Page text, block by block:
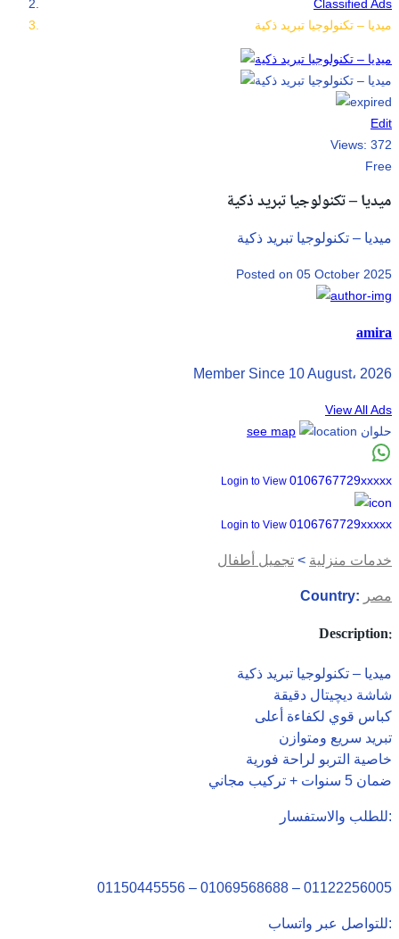
Classified Ads
ميديا – تكنولوجيا تبريد ذكية
Edit
Views: 372
Free
ميديا – تكنولوجيا تبريد ذكية
ميديا – تكنولوجيا تبريد ذكية
Posted on 05 October 2025
amira
Member Since 10 August، 2026
View All Ads
see map
حلوان
Login to View 0106767729xxxxx
Login to View 0106767729xxxxx
خدمات منزلية > تجميل أطفال
Country: مصر
Description:
ميديا – تكنولوجيا تبريد ذكية
شاشة ديچيتال دقيقة
كباس قوي لكفاءة أعلى
تبريد سريع ومتوازن
خاصية التربو لراحة فورية
ضمان 5 سنوات + تركيب مجاني
للطلب والاستفسار:
01150445556 – 01069568688 – 01122256005
للتواصل عبر واتساب: